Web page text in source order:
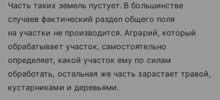
Часть таких земель пустует. В большинстве
случаев фактический раздел общего поля
на участки не производится. Аграрий, который
обрабатывает участок, самостоятельно
определяет, какой участок ему по силам
обработать, остальная же часть зарастает травой,
кустарниками и деревьями.